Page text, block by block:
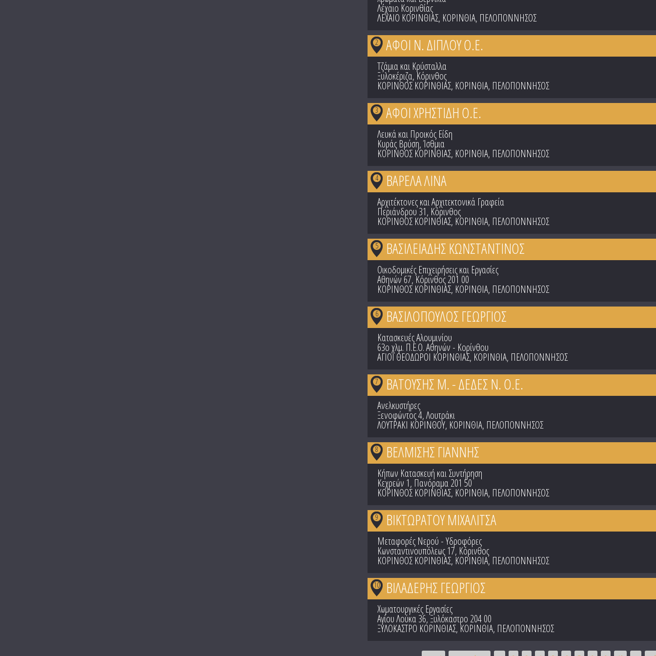
Λέχαιο Κορινθίας
ΛΕΧΑΙΟ ΚΟΡΙΝΘΙΑΣ, ΚΟΡΙΝΘΙΑ, ΠΕΛΟΠΟΝΝΗΣΟΣ
ΑΦΟΙ Ν. ΔΙΠΛΟΥ Ο.Ε.
2
Τζάμια και Κρύσταλλα
Ξυλοκέριζα, Κόρινθος
ΚΟΡΙΝΘΟΣ ΚΟΡΙΝΘΙΑΣ, ΚΟΡΙΝΘΙΑ, ΠΕΛΟΠΟΝΝΗΣΟΣ
ΑΦΟΙ ΧΡΗΣΤΙΔΗ Ο.Ε.
3
Λευκά και Προικός Είδη
Κυράς Βρύση, Ίσθμια
ΚΟΡΙΝΘΟΣ ΚΟΡΙΝΘΙΑΣ, ΚΟΡΙΝΘΙΑ, ΠΕΛΟΠΟΝΝΗΣΟΣ
ΒΑΡΕΛΑ ΛΙΝΑ
4
Αρχιτέκτονες και Αρχιτεκτονικά Γραφεία
Περιάνδρου 31, Κόρινθος
ΚΟΡΙΝΘΟΣ ΚΟΡΙΝΘΙΑΣ, ΚΟΡΙΝΘΙΑ, ΠΕΛΟΠΟΝΝΗΣΟΣ
ΒΑΣΙΛΕΙΑΔΗΣ ΚΩΝΣΤΑΝΤΙΝΟΣ
5
Οικοδομικές Επιχειρήσεις και Εργασίες
Αθηνών 67, Κόρινθος 201 00
ΚΟΡΙΝΘΟΣ ΚΟΡΙΝΘΙΑΣ, ΚΟΡΙΝΘΙΑ, ΠΕΛΟΠΟΝΝΗΣΟΣ
ΒΑΣΙΛΟΠΟΥΛΟΣ ΓΕΩΡΓΙΟΣ
6
Κατασκευές Αλουμινίου
63ο χλμ. Π.Ε.Ο. Αθηνών - Κορίνθου
ΑΓΙΟΙ ΘΕΟΔΩΡΟΙ ΚΟΡΙΝΘΙΑΣ, ΚΟΡΙΝΘΙΑ, ΠΕΛΟΠΟΝΝΗΣΟΣ
ΒΑΤΟΥΣΗΣ Μ. - ΔΕΔΕΣ Ν. Ο.Ε.
7
Ανελκυστήρες
Ξενοφώντος 4, Λουτράκι
ΛΟΥΤΡΑΚΙ ΚΟΡΙΝΘΟΥ, ΚΟΡΙΝΘΙΑ, ΠΕΛΟΠΟΝΝΗΣΟΣ
ΒΕΛΜΙΣΗΣ ΓΙΑΝΝΗΣ
8
Κήπων Κατασκευή και Συντήρηση
Κεχρεών 1, Πανόραμα 201 50
ΚΟΡΙΝΘΟΣ ΚΟΡΙΝΘΙΑΣ, ΚΟΡΙΝΘΙΑ, ΠΕΛΟΠΟΝΝΗΣΟΣ
ΒΙΚΤΩΡΑΤΟΥ ΜΙΧΑΛΙΤΣΑ
9
Μεταφορές Νερού - Υδροφόρες
Κωνσταντινουπόλεως 17, Κόρινθος
ΚΟΡΙΝΘΟΣ ΚΟΡΙΝΘΙΑΣ, ΚΟΡΙΝΘΙΑ, ΠΕΛΟΠΟΝΝΗΣΟΣ
ΒΙΛΑΔΕΡΗΣ ΓΕΩΡΓΙΟΣ
10
Χωματουργικές Εργασίες
Αγίου Λούκα 36, Ξυλόκαστρο 204 00
ΞΥΛΟΚΑΣΤΡΟ ΚΟΡΙΝΘΙΑΣ, ΚΟΡΙΝΘΙΑ, ΠΕΛΟΠΟΝΝΗΣΟΣ